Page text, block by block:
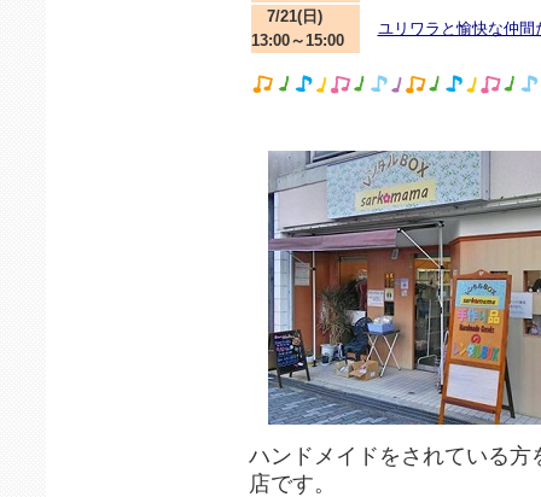
7/21(日)
13:00～15:00
ユリワラと愉快な仲
ハンドメイドをされている
店です。